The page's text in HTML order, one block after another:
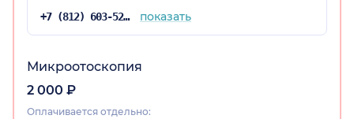
+7 (812) 603-52-99 показать
Микроотоскопия
2 000 ₽
Оплачивается отдельно: